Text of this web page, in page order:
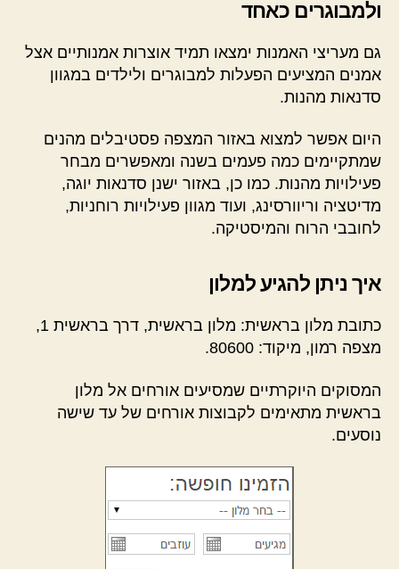
ולמבוגרים כאחד
גם מעריצי האמנות ימצאו תמיד אוצרות אמנותיים אצל
אמנים המציעים הפעלות למבוגרים ולילדים במגוון
סדנאות מהנות.
היום אפשר למצוא באזור המצפה פסטיבלים מהנים
שמתקיימים כמה פעמים בשנה ומאפשרים מבחר
פעילויות מהנות. כמו כן, באזור ישנן סדנאות יוגה,
מדיטציה וריוורסינג, ועוד מגוון פעילויות רוחניות,
לחובבי הרוח והמיסטיקה.
איך ניתן להגיע למלון
כתובת מלון בראשית: מלון בראשית, דרך בראשית 1,
מצפה רמון, מיקוד: 80600.
המסוקים היוקרתיים שמסיעים אורחים אל מלון
בראשית מתאימים לקבוצות אורחים של עד שישה
נוסעים.